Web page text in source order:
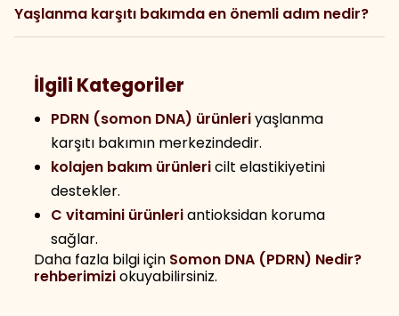
Yaşlanma karşıtı bakımda en önemli adım nedir?
İlgili Kategoriler
PDRN (somon DNA) ürünleriyaşlanma
karşıtı bakımın merkezindedir.
kolajen bakım ürünlericilt elastikiyetini
destekler.
C vitamini ürünleriantioksidan koruma
sağlar.
Daha fazla bilgi için Somon DNA (PDRN) Nedir?
rehberimiziokuyabilirsiniz.